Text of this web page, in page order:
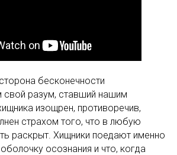
бесконечности
свой разум, ставший нашим
изощрен, противоречив,
страхом того, что в любую
раскрыт. Хищники поедают именно
осознания и что, когда